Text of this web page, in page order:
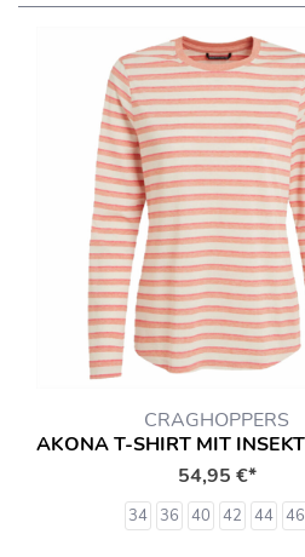
CRAGHOPPERS
54,95 €*
34 36 40 42 44 46